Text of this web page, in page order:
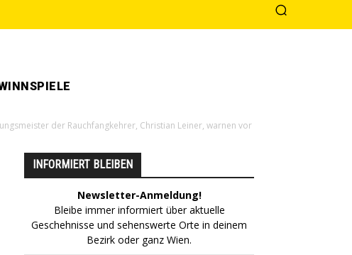
der Rauchfangkehrer, Christian Leiner, warnen vor
INFORMIERT BLEIBEN
Newsletter-Anmeldung!
Bleibe immer informiert über aktuelle
Geschehnisse und sehenswerte Orte in deinem
Bezirk oder ganz Wien.